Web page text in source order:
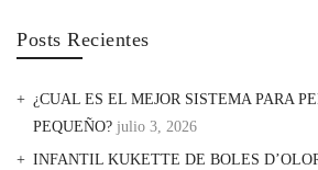
Posts Recientes
¿CUAL ES EL MEJOR SISTEMA PARA
PEQUEÑO? julio 3, 2026
INFANTIL KUKETTE DE BOLES